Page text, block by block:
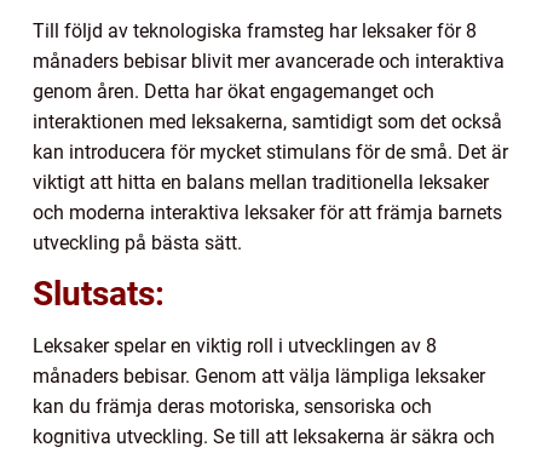
Till följd av teknologiska framsteg har leksaker för 8
månaders bebisar blivit mer avancerade och interaktiva
genom åren. Detta har ökat engagemanget och
interaktionen med leksakerna, samtidigt som det också
kan introducera för mycket stimulans för de små. Det är
viktigt att hitta en balans mellan traditionella leksaker
och moderna interaktiva leksaker för att främja barnets
utveckling på bästa sätt.
Slutsats:
Leksaker spelar en viktig roll i utvecklingen av 8
månaders bebisar. Genom att välja lämpliga leksaker
kan du främja deras motoriska, sensoriska och
kognitiva utveckling. Se till att leksakerna är säkra och